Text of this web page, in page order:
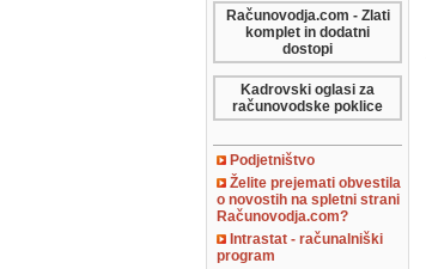
Računovodja.com - Zlati
komplet in dodatni
dostopi
Kadrovski oglasi za
računovodske poklice
Podjetništvo
Želite prejemati obvestila
o novostih na spletni strani
Računovodja.com?
Intrastat - računalniški
program